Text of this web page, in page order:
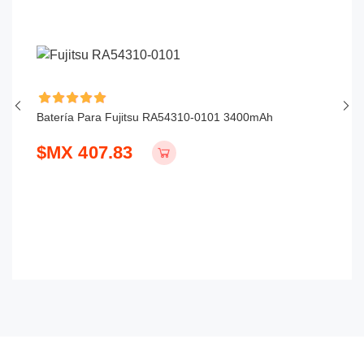
Batería Para Fujitsu RA54310-0101 3400mAh
$MX 407.83